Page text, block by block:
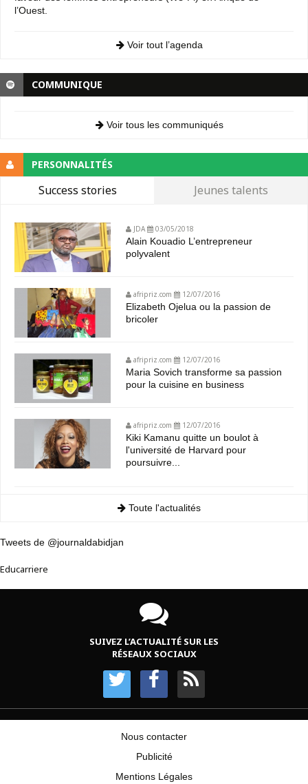
l’Ouest.
Voir tout l’agenda
COMMUNIQUE
Voir tous les communiqués
PERSONNALITÉS
Success stories Jeunes talents
JDA 03/05/2018
Alain Kouadio L’entrepreneur
polyvalent
afripriz.com 12/07/2016
Elizabeth Ojelua ou la passion de
bricoler
afripriz.com 12/07/2016
Maria Sovich transforme sa passion
pour la cuisine en business
afripriz.com 12/07/2016
Kiki Kamanu quitte un boulot à
l'université de Harvard pour
poursuivre...
Toute l'actualités
Tweets de @journaldabidjan
Educarriere
SUIVEZ L’ACTUALITÉ SUR LES
RÉSEAUX SOCIAUX
Nous contacter
Publicité
Mentions Légales